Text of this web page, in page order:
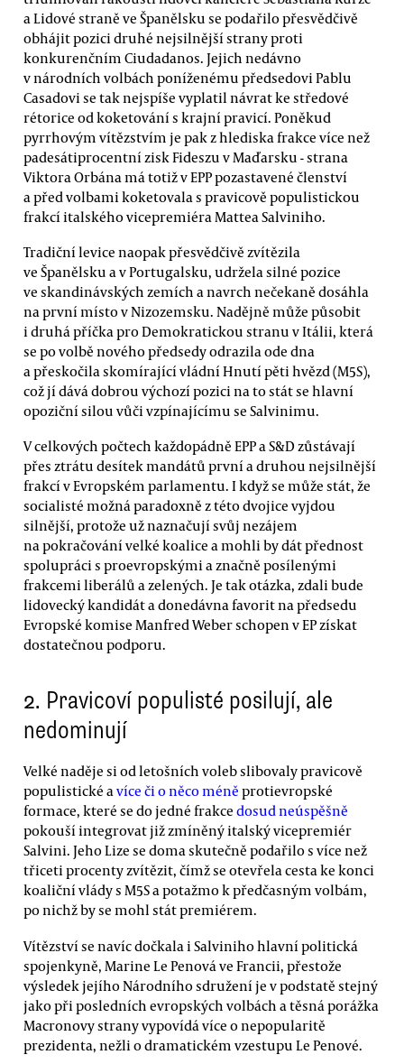
a Lidové straně ve Španělsku se podařilo přesvědčivě
obhájit pozici druhé nejsilnější strany proti
konkurenčním Ciudadanos. Jejich nedávno
v národních volbách poníženému předsedovi Pablu
Casadovi se tak nejspíše vyplatil návrat ke středové
rétorice od koketování s krajní pravicí. Poněkud
pyrrhovým vítězstvím je pak z hlediska frakce více než
padesátiprocentní zisk Fideszu v Maďarsku - strana
Viktora Orbána má totiž v EPP pozastavené členství
a před volbami koketovala s pravicově populistickou
frakcí italského vicepremiéra Mattea Salviniho.
Tradiční levice naopak přesvědčivě zvítězila
ve Španělsku a v Portugalsku, udržela silné pozice
ve skandinávských zemích a navrch nečekaně dosáhla
na první místo v Nizozemsku. Nadějně může působit
i druhá příčka pro Demokratickou stranu v Itálii, která
se po volbě nového předsedy odrazila ode dna
a přeskočila skomírající vládní Hnutí pěti hvězd (M5S),
což jí dává dobrou výchozí pozici na to stát se hlavní
opoziční silou vůči vzpínajícímu se Salvinimu.
V celkových počtech každopádně EPP a S&D zůstávají
přes ztrátu desítek mandátů první a druhou nejsilnější
frakcí v Evropském parlamentu. I když se může stát, že
socialisté možná paradoxně z této dvojice vyjdou
silnější, protože už naznačují svůj nezájem
na pokračování velké koalice a mohli by dát přednost
spolupráci s proevropskými a značně posílenými
frakcemi liberálů a zelených. Je tak otázka, zdali bude
lidovecký kandidát a donedávna favorit na předsedu
Evropské komise Manfred Weber schopen v EP získat
dostatečnou podporu.
2. Pravicoví populisté posilují, ale
nedominují
Velké naděje si od letošních voleb slibovaly pravicově
populistické avíce či o něco méně protievropské
formace, které se do jedné frakce dosud neúspěšně
pokouší integrovat již zmíněný italský vicepremiér
Salvini. Jeho Lize se doma skutečně podařilo s více než
třiceti procenty zvítězit, čímž se otevřela cesta ke konci
koaliční vlády s M5S a potažmo k předčasným volbám,
po nichž by se mohl stát premiérem.
Vítězství se navíc dočkala i Salviniho hlavní politická
spojenkyně, Marine Le Penová ve Francii, přestože
výsledek jejího Národního sdružení je v podstatě stejný
jako při posledních evropských volbách a těsná porážka
Macronovy strany vypovídá více o nepopularitě
prezidenta, nežli o dramatickém vzestupu Le Penové.